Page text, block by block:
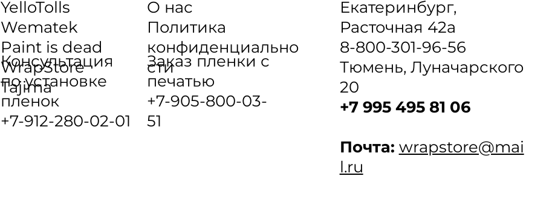
YelloTolls
Wematek
Paint is dead
WrapStore
Tajima
Консультация
по установке
пленок
+7-912-280-02-01
О нас
Политика
конфиденциально
сти
Заказ пленки с
печатью
+7-905-800-03-
51
Екатеринбург,
Расточная 42а
8-800-301-96-56
Тюмень, Луначарского
20
+7 995 495 81 06
Почта: wrapstore@mai
l.ru